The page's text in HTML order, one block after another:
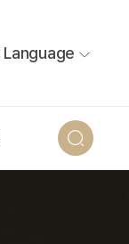
Language